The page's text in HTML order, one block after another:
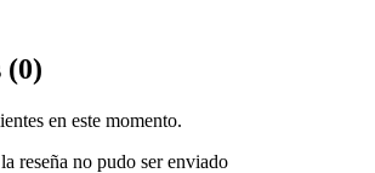
(0)
en este momento.
reseña no pudo ser enviado